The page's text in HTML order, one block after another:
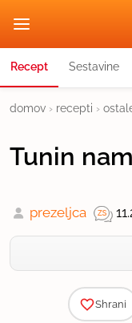
Recept Sestavine
domov › recepti ›
Tunin
prezeljca
Shrani